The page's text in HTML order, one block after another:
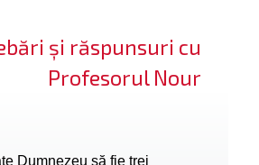
și răspunsuri cu
Profesorul Nour
Dumnezeu să fie trei